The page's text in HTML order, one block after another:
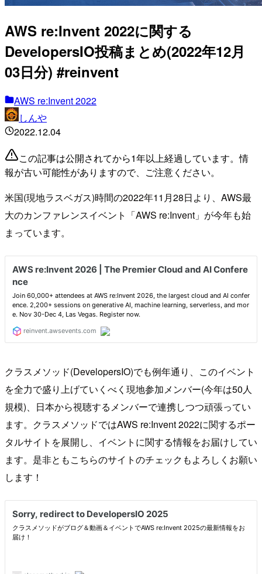
AWS re:Invent 2022に関する
DevelopersIO投稿まとめ(2022年12月
03日分) #reinvent
AWS re:Invent 2022
しんや
2022.12.04
この記事は公開されてから1年以上経過しています。情
報が古い可能性がありますので、ご注意ください。
米国(現地ラスベガス)時間の2022年11月28日より、AWS最
大のカンファレンスイベント「AWS re:Invent」が今年も始
まっています。
クラスメソッド(DevelopersIO)でも例年通り、このイベント
を全力で盛り上げていくべく現地参加メンバー(今年は50人
規模)、日本から視聴するメンバーで連携しつつ頑張ってい
ます。クラスメソッドではAWS re:Invent 2022に関するポー
タルサイトを展開し、イベントに関する情報をお届けしてい
ます。是非ともこちらのサイトのチェックもよろしくお願い
します！